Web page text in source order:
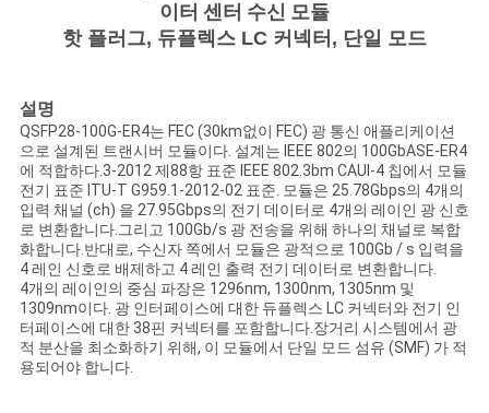
문
을
요
구
하
세
요
이터 센터 수신 모듈
핫 플러그, 듀플렉스 LC 커넥터, 단일 모드
설명
QSFP28-100G-ER4는 FEC (30km없이 FEC) 광 통신 애플리케이션
으로 설계된 트랜시버 모듈이다. 설계는 IEEE 802의 100GbASE-ER4
에 적합하다.3-2012 제88항 표준 IEEE 802.3bm CAUI-4 칩에서 모듈
전기 표준 ITU-T G959.1-2012-02 표준. 모듈은 25.78Gbps의 4개의
입력 채널 (ch) 을 27.95Gbps의 전기 데이터로 4개의 레이인 광 신호
로 변환합니다.그리고 100Gb/s 광 전송을 위해 하나의 채널로 복합
화합니다.반대로, 수신자 쪽에서 모듈은 광적으로 100Gb / s 입력을
4 레인 신호로 배제하고 4 레인 출력 전기 데이터로 변환합니다.
4개의 레이인의 중심 파장은 1296nm, 1300nm, 1305nm 및
1309nm이다. 광 인터페이스에 대한 듀플렉스 LC 커넥터와 전기 인
터페이스에 대한 38핀 커넥터를 포함합니다.장거리 시스템에서 광
적 분산을 최소화하기 위해, 이 모듈에서 단일 모드 섬유 (SMF) 가 적
용되어야 합니다.